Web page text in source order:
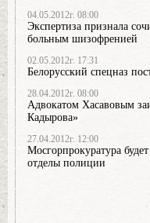
04.05.2012г. 08:00
Экспертиза признала
больным шизофренией
02.05.2012г. 17:31
Белорусский спецназ
28.04.2012г. 08:00
Адвокатом Хасавовым
Кадырова»
27.04.2012г. 12:00
Мосгорпрокуратура
отделы полиции